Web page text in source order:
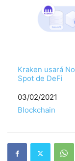
Kraken usará
Spot de DeFi
Fecha
03/02/2021
Respecto a
Blockchain